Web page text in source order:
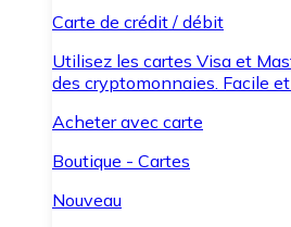
Carte de crédit / débit
Utilisez les cartes Visa et
des cryptomonnaies. Facile et
Acheter avec carte
Boutique - Cartes
Nouveau